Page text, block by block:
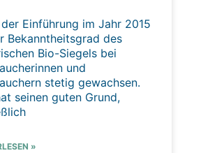
Einführung im Jahr 2015
Bekanntheitsgrad des
Bio-Siegels bei
und
stetig gewachsen.
seinen guten Grund,
»